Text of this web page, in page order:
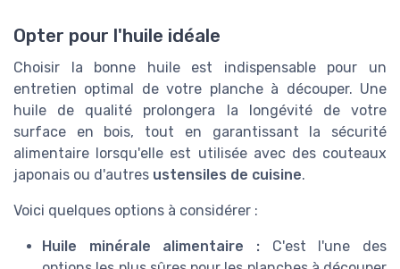
Opter pour l'huile idéale
Choisir la bonne huile est indispensable pour un
entretien optimal de votre planche à découper. Une
huile de qualité prolongera la longévité de votre
surface en bois, tout en garantissant la sécurité
alimentaire lorsqu'elle est utilisée avec des couteaux
japonais ou d'autres ustensiles de cuisine.
Voici quelques options à considérer :
Huile minérale alimentaire : C'est l'une des